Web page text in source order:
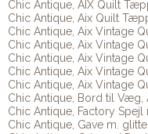
Chic Antique, AIX Quilt
Chic Antique, Aix Quilt
Chic Antique, Aix Vintage
Chic Antique, Aix Vintage
Chic Antique, Aix Vintage
Chic Antique, Aix Vintage
Chic Antique, Aix Vintage
Chic Antique, Bord til Væg,
Chic Antique, Factory
Chic Antique, Gave m.